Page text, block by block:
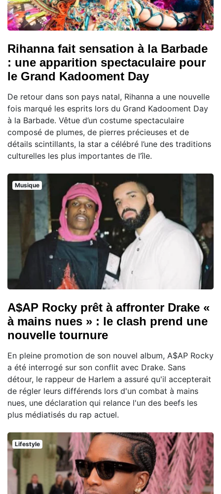
Rihanna fait sensation à la Barbade
: une apparition spectaculaire pour
le Grand Kadooment Day
De retour dans son pays natal, Rihanna a une nouvelle
fois marqué les esprits lors du Grand Kadooment Day
à la Barbade. Vêtue d’un costume spectaculaire
composé de plumes, de pierres précieuses et de
détails scintillants, la star a célébré l’une des traditions
culturelles les plus importantes de l’île.
Musique
A$AP Rocky prêt à affronter Drake «
à mains nues » : le clash prend une
nouvelle tournure
En pleine promotion de son nouvel album, A$AP Rocky
a été interrogé sur son conflit avec Drake. Sans
détour, le rappeur de Harlem a assuré qu'il accepterait
de régler leurs différends lors d'un combat à mains
nues, une déclaration qui relance l'un des beefs les
plus médiatisés du rap actuel.
Lifestyle